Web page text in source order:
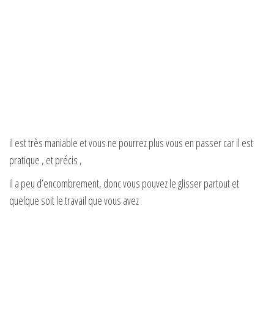
il est très maniable et vous ne pourrez plus vous en passer car il est
pratique , et précis ,
il a peu d’encombrement, donc vous pouvez le glisser partout et
quelque soit le travail que vous avez